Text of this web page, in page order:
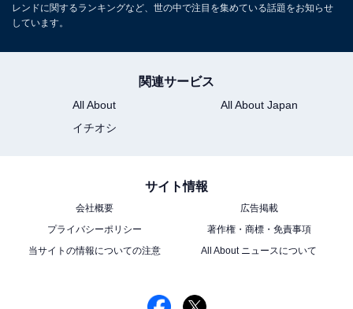
レンドに関するランキングなど、世の中で注目を集めている話題をお知らせ
しています。
関連サービス
All About
All About Japan
イチオシ
サイト情報
会社概要
広告掲載
プライバシーポリシー
著作権・商標・免責事項
当サイトの情報についての注意
All About ニュースについて